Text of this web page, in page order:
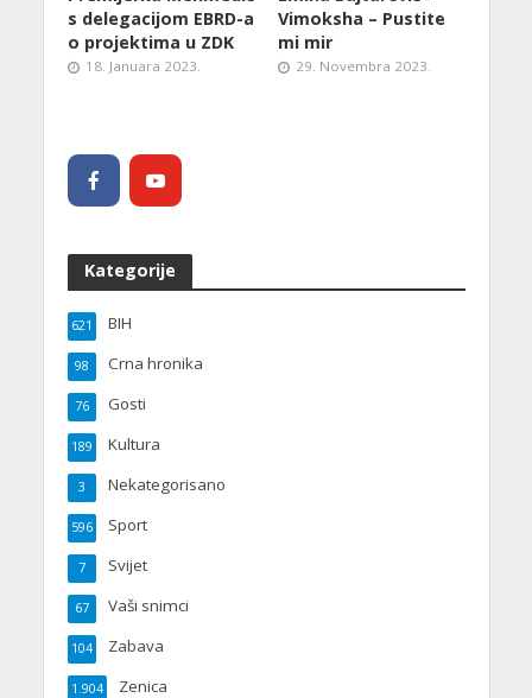
s delegacijom EBRD-a
o projektima u ZDK
18. Januara 2023.
Vimoksha – Pustite
mi mir
29. Novembra 2023.
Kategorije
BIH
621
Crna hronika
98
Gosti
76
Kultura
189
Nekategorisano
3
Sport
596
Svijet
7
Vaši snimci
67
Zabava
104
Zenica
1.904